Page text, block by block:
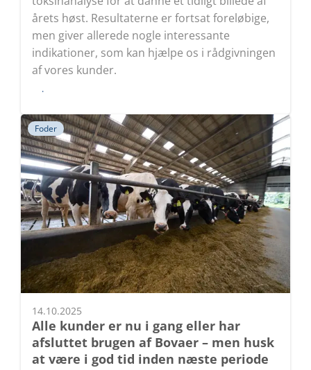
årets høst. Resultaterne er fortsat foreløbige,
men giver allerede nogle interessante
indikationer, som kan hjælpe os i rådgivningen
af vores kunder.
Læs
Foder
14.10.2025
Alle kunder er nu i gang eller har
afsluttet brugen af Bovaer – men husk
at være i god tid inden næste periode